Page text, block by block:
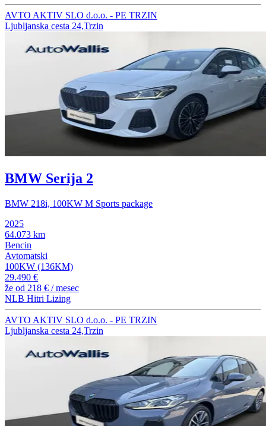
AVTO AKTIV SLO d.o.o. - PE TRZIN
Ljubljanska cesta 24,Trzin
BMW Serija 2
BMW 218i, 100KW M Sports package
2025
64.073 km
Bencin
Avtomatski
100KW (136KM)
29.490 €
že od 218 € / mesec
NLB Hitri Lizing
AVTO AKTIV SLO d.o.o. - PE TRZIN
Ljubljanska cesta 24,Trzin